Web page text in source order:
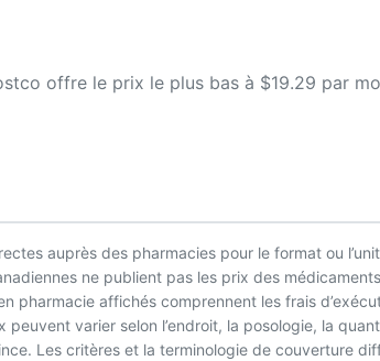
offre le prix le plus bas à $19.29 par
auprès des pharmacies pour le format ou
ne publient pas les prix des
pharmacie affichés comprennent les frais
varier selon l’endroit, la posologie, la
Les critères et la terminologie de couverture